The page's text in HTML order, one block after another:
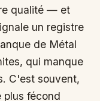
qualité — et
un registre
de Métal
qui manque
C'est souvent,
plus fécond